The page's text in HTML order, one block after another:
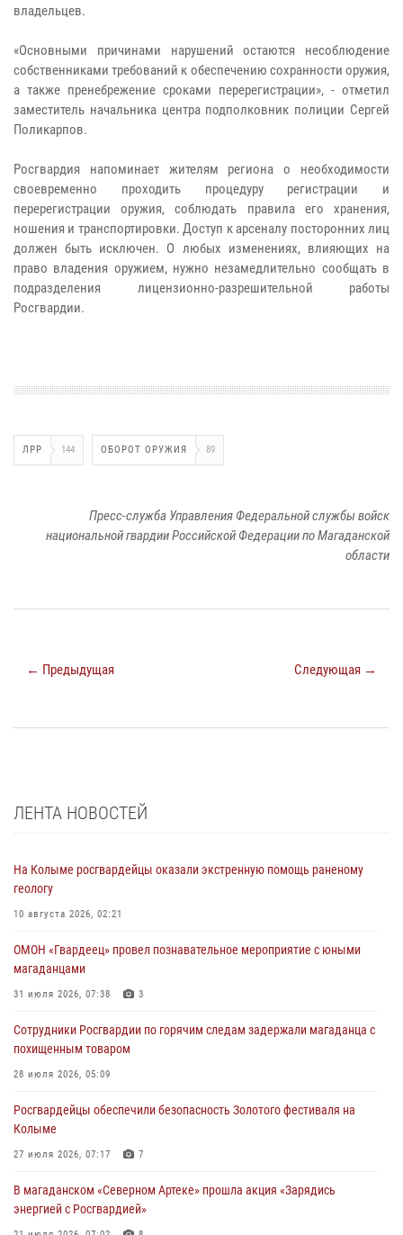
владельцев.
«Основными причинами нарушений остаются несоблюдение
собственниками требований к обеспечению сохранности оружия,
а также пренебрежение сроками перерегистрации», - отметил
заместитель начальника центра подполковник полиции Сергей
Поликарпов.
Росгвардия напоминает жителям региона о необходимости
своевременно проходить процедуру регистрации и
перерегистрации оружия, соблюдать правила его хранения,
ношения и транспортировки. Доступ к арсеналу посторонних лиц
должен быть исключен. О любых изменениях, влияющих на
право владения оружием, нужно незамедлительно сообщать в
подразделения лицензионно-разрешительной работы
Росгвардии.
ЛРР 144 ОБОРОТ ОРУЖИЯ 89
Пресс-служба Управления Федеральной службы войск
национальной гвардии Российской Федерации по Магаданской
области
← Предыдущая Следующая →
ЛЕНТА НОВОСТЕЙ
На Колыме росгвардейцы оказали экстренную помощь раненому
геологу
10 августа 2026, 02:21
ОМОН «Гвардеец» провел познавательное мероприятие с юными
магаданцами
31 июля 2026, 07:38 3
Сотрудники Росгвардии по горячим следам задержали магаданца с
похищенным товаром
28 июля 2026, 05:09
Росгвардейцы обеспечили безопасность Золотого фестиваля на
Колыме
27 июля 2026, 07:17 7
В магаданском «Северном Артеке» прошла акция «Зарядись
энергией с Росгвардией»